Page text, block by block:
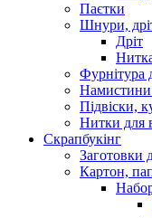
Паєтки
Шнури,
Дріт
Фурнітура
Підвіски,
Нитки для
Скрапбукінг
Заготовки
Картон,